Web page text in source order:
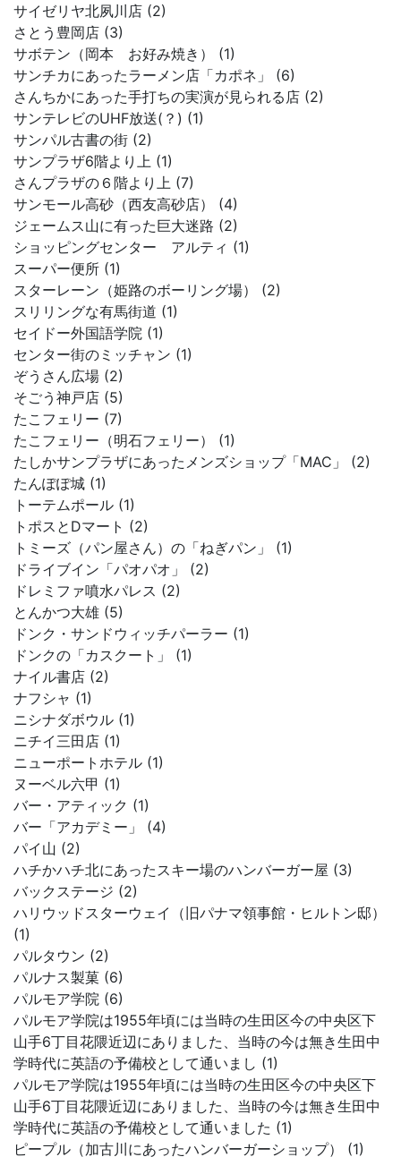
サイゼリヤ北夙川店 (2)
さとう豊岡店 (3)
サボテン（岡本 お好み焼き） (1)
サンチカにあったラーメン店「カポネ」 (6)
さんちかにあった手打ちの実演が見られる店 (2)
サンテレビのUHF放送(？) (1)
サンパル古書の街 (2)
サンプラザ6階より上 (1)
さんプラザの６階より上 (7)
サンモール高砂（西友高砂店） (4)
ジェームス山に有った巨大迷路 (2)
ショッピングセンター アルティ (1)
スーパー便所 (1)
スターレーン（姫路のボーリング場） (2)
スリリングな有馬街道 (1)
セイドー外国語学院 (1)
センター街のミッチャン (1)
ぞうさん広場 (2)
そごう神戸店 (5)
たこフェリー (7)
たこフェリー（明石フェリー） (1)
たしかサンプラザにあったメンズショップ「MAC」 (2)
たんぽぽ城 (1)
トーテムポール (1)
トポスとDマート (2)
トミーズ（パン屋さん）の「ねぎパン」 (1)
ドライブイン「パオパオ」 (2)
ドレミファ噴水パレス (2)
とんかつ大雄 (5)
ドンク・サンドウィッチパーラー (1)
ドンクの「カスクート」 (1)
ナイル書店 (2)
ナフシャ (1)
ニシナダボウル (1)
ニチイ三田店 (1)
ニューポートホテル (1)
ヌーベル六甲 (1)
バー・アティック (1)
バー「アカデミー」 (4)
パイ山 (2)
ハチかハチ北にあったスキー場のハンバーガー屋 (3)
バックステージ (2)
ハリウッドスターウェイ（旧パナマ領事館・ヒルトン邸）
(1)
パルタウン (2)
パルナス製菓 (6)
パルモア学院 (6)
パルモア学院は1955年頃には当時の生田区今の中央区下
山手6丁目花隈近辺にありました、当時の今は無き生田中
学時代に英語の予備校として通いまし (1)
パルモア学院は1955年頃には当時の生田区今の中央区下
山手6丁目花隈近辺にありました、当時の今は無き生田中
学時代に英語の予備校として通いました (1)
ピープル（加古川にあったハンバーガーショップ） (1)